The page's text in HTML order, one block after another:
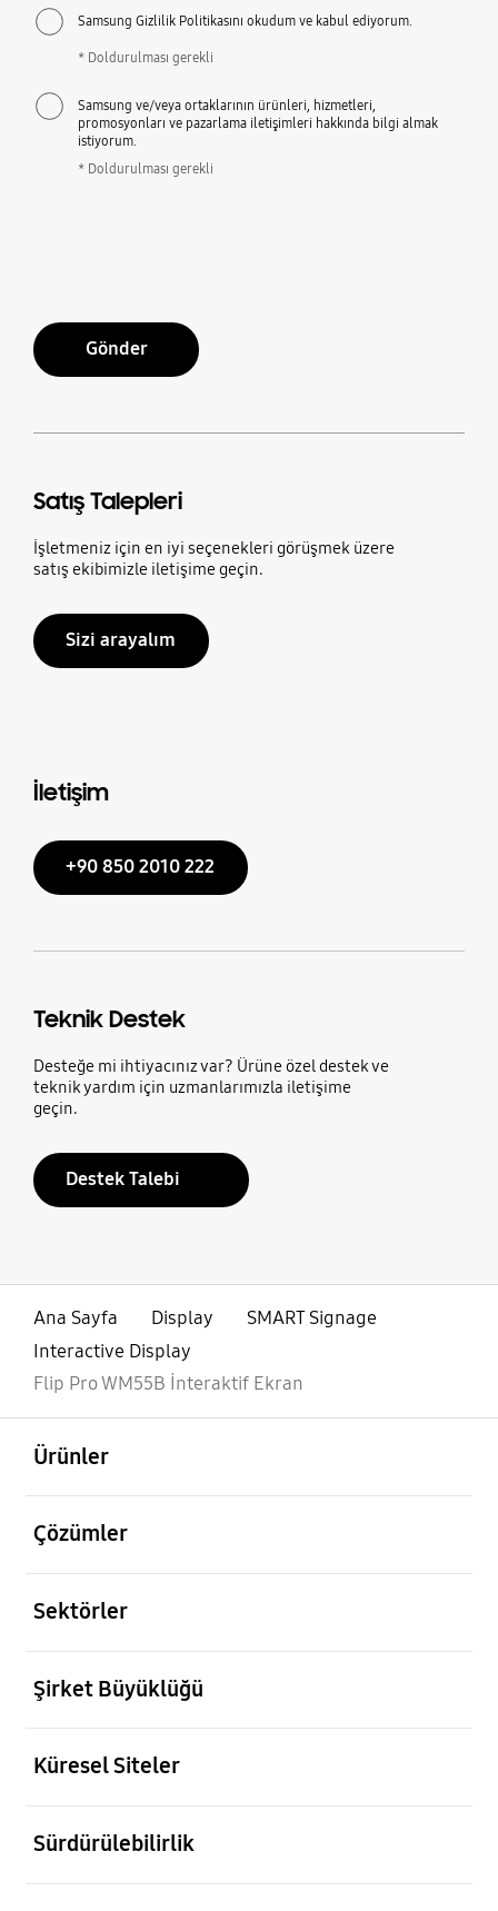
Samsung Gizlilik Politikasını okudum ve kabul ediyorum.
* Doldurulması gerekli
Samsung ve/veya ortaklarının ürünleri, hizmetleri,
promosyonları ve pazarlama iletişimleri hakkında bilgi almak
istiyorum.
* Doldurulması gerekli
Gönder
Satış Talepleri
İşletmeniz için en iyi seçenekleri görüşmek üzere
satış ekibimizle iletişime geçin.
Sizi arayalım
İletişim
+90 850 2010 222
Teknik Destek
Desteğe mi ihtiyacınız var? Ürüne özel destek ve
teknik yardım için uzmanlarımızla iletişime
geçin.
Destek Talebi
Ana Sayfa Display
SMART Signage
Interactive Display
Flip Pro WM55B İnteraktif Ekran
Ürünler
Çözümler
Sektörler
Şirket Büyüklüğü
Küresel Siteler
Sürdürülebilirlik